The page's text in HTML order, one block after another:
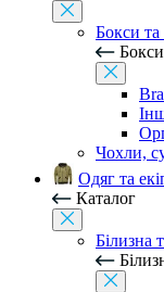
Бокси та
Чохли,
Одяг та
Каталог
Білизна